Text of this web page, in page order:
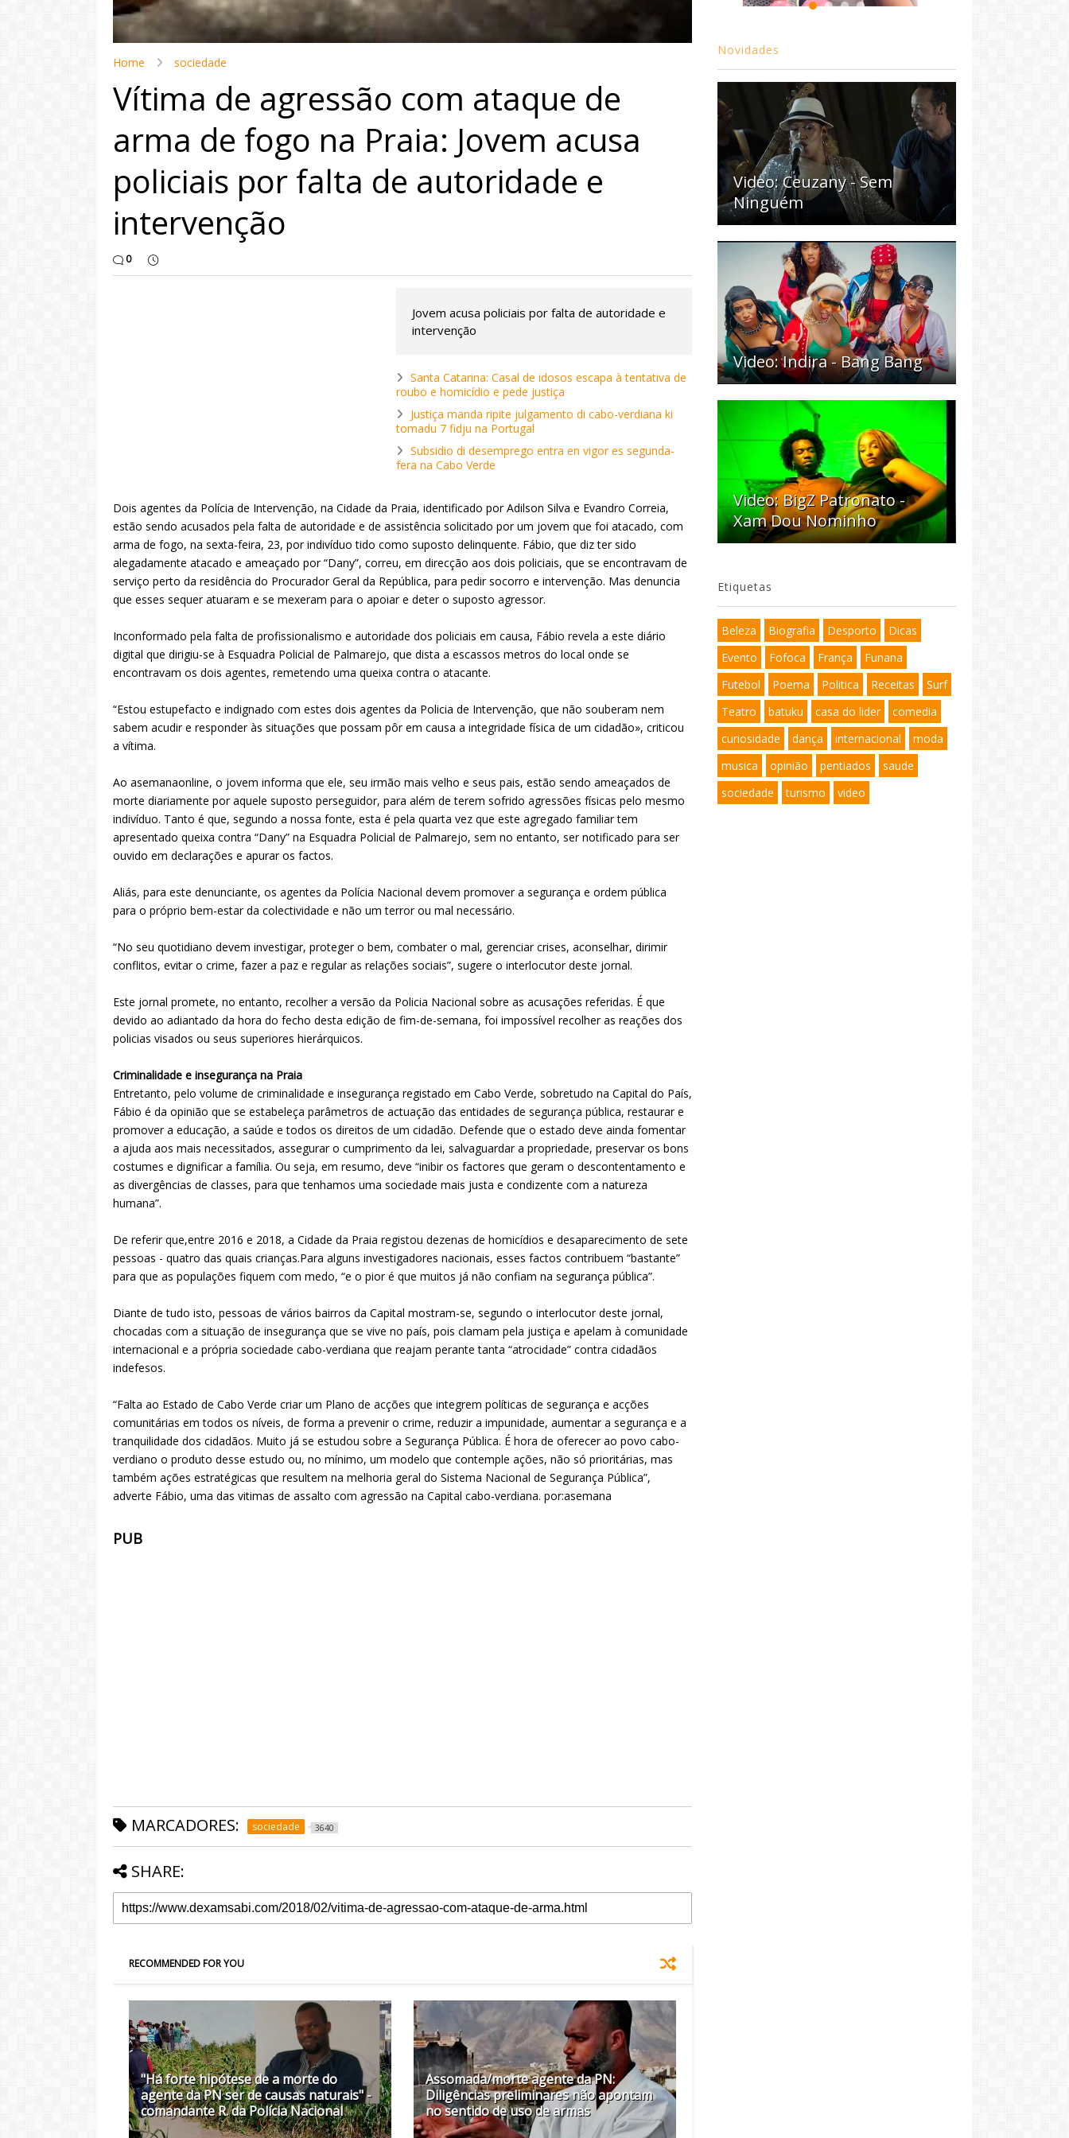
Home sociedade
Vítima de agressão com ataque de
arma de fogo na Praia: Jovem acusa
policiais por falta de autoridade e
intervenção
0
Jovem acusa policiais por falta de autoridade e
intervenção
Santa Catarina: Casal de idosos escapa à tentativa de
roubo e homicídio e pede justiça
Justiça manda ripite julgamento di cabo-verdiana ki
tomadu 7 fidju na Portugal
Subsidio di desemprego entra en vigor es segunda-
fera na Cabo Verde
Dois agentes da Polícia de Intervenção, na Cidade da Praia, identificado por Adilson Silva e Evandro Correia,
estão sendo acusados pela falta de autoridade e de assistência solicitado por um jovem que foi atacado, com
arma de fogo, na sexta-feira, 23, por indivíduo tido como suposto delinquente. Fábio, que diz ter sido
alegadamente atacado e ameaçado por “Dany”, correu, em direcção aos dois policiais, que se encontravam de
serviço perto da residência do Procurador Geral da República, para pedir socorro e intervenção. Mas denuncia
que esses sequer atuaram e se mexeram para o apoiar e deter o suposto agressor.
Inconformado pela falta de profissionalismo e autoridade dos policiais em causa, Fábio revela a este diário
digital que dirigiu-se à Esquadra Policial de Palmarejo, que dista a escassos metros do local onde se
encontravam os dois agentes, remetendo uma queixa contra o atacante.
“Estou estupefacto e indignado com estes dois agentes da Policia de Intervenção, que não souberam nem
sabem acudir e responder às situações que possam pôr em causa a integridade física de um cidadão», criticou
a vítima.
Ao asemanaonline, o jovem informa que ele, seu irmão mais velho e seus pais, estão sendo ameaçados de
morte diariamente por aquele suposto perseguidor, para além de terem sofrido agressões físicas pelo mesmo
indivíduo. Tanto é que, segundo a nossa fonte, esta é pela quarta vez que este agregado familiar tem
apresentado queixa contra “Dany” na Esquadra Policial de Palmarejo, sem no entanto, ser notificado para ser
ouvido em declarações e apurar os factos.
Aliás, para este denunciante, os agentes da Polícia Nacional devem promover a segurança e ordem pública
para o próprio bem-estar da colectividade e não um terror ou mal necessário.
“No seu quotidiano devem investigar, proteger o bem, combater o mal, gerenciar crises, aconselhar, dirimir
conflitos, evitar o crime, fazer a paz e regular as relações sociais”, sugere o interlocutor deste jornal.
Este jornal promete, no entanto, recolher a versão da Policia Nacional sobre as acusações referidas. É que
devido ao adiantado da hora do fecho desta edição de fim-de-semana, foi impossível recolher as reações dos
policias visados ou seus superiores hierárquicos.
Criminalidade e insegurança na Praia
Entretanto, pelo volume de criminalidade e insegurança registado em Cabo Verde, sobretudo na Capital do País,
Fábio é da opinião que se estabeleça parâmetros de actuação das entidades de segurança pública, restaurar e
promover a educação, a saúde e todos os direitos de um cidadão. Defende que o estado deve ainda fomentar
a ajuda aos mais necessitados, assegurar o cumprimento da lei, salvaguardar a propriedade, preservar os bons
costumes e dignificar a família. Ou seja, em resumo, deve “inibir os factores que geram o descontentamento e
as divergências de classes, para que tenhamos uma sociedade mais justa e condizente com a natureza
humana”.
De referir que,entre 2016 e 2018, a Cidade da Praia registou dezenas de homicídios e desaparecimento de sete
pessoas - quatro das quais crianças.Para alguns investigadores nacionais, esses factos contribuem “bastante”
para que as populações fiquem com medo, “e o pior é que muitos já não confiam na segurança pública”.
Diante de tudo isto, pessoas de vários bairros da Capital mostram-se, segundo o interlocutor deste jornal,
chocadas com a situação de insegurança que se vive no país, pois clamam pela justiça e apelam à comunidade
internacional e a própria sociedade cabo-verdiana que reajam perante tanta “atrocidade” contra cidadãos
indefesos.
“Falta ao Estado de Cabo Verde criar um Plano de acções que integrem políticas de segurança e acções
comunitárias em todos os níveis, de forma a prevenir o crime, reduzir a impunidade, aumentar a segurança e a
tranquilidade dos cidadãos. Muito já se estudou sobre a Segurança Pública. É hora de oferecer ao povo cabo-
verdiano o produto desse estudo ou, no mínimo, um modelo que contemple ações, não só prioritárias, mas
também ações estratégicas que resultem na melhoria geral do Sistema Nacional de Segurança Pública”,
adverte Fábio, uma das vitimas de assalto com agressão na Capital cabo-verdiana. por:asemana
PUB
MARCADORES: sociedade 3640
SHARE:
RECOMMENDED FOR YOU
"Há forte hipótese de a morte do
agente da PN ser de causas naturais" -
comandante R. da Polícia Nacional
Assomada/morte agente da PN:
Diligências preliminares não apontam
no sentido de uso de armas
Novidades
Video: Ceuzany - Sem
Ninguém
Video: Indira - Bang Bang
Video: BigZ Patronato -
Xam Dou Nominho
Etiquetas
Beleza Biografia Desporto
Dicas
Evento
Fofoca França
Funana
Futebol
Poema Politica Receitas
Surf
Teatro
batuku casa do lider
comedia
curiosidade
dança internacional
moda
musica
opinião pentiados
saude
sociedade
turismo video